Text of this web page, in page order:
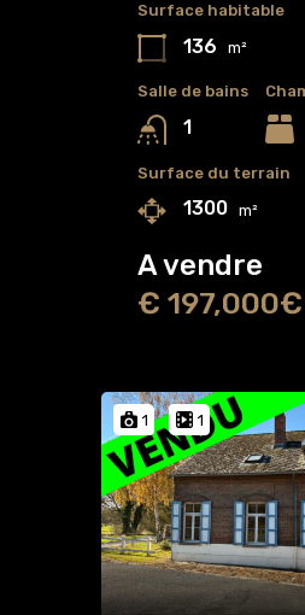
Surface habitable
136 m²
Salle de bains
1
Surface du terrain
1300 m²
A vendre
€ 197,000€
1 1